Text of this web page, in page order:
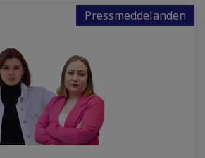
Pressmeddelanden